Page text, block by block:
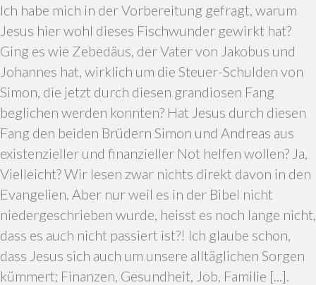
Ich habe mich in der Vorbereitung gefragt, warum
Jesus hier wohl dieses Fischwunder gewirkt hat?
Ging es wie Zebedäus, der Vater von Jakobus und
Johannes hat, wirklich um die Steuer-Schulden von
Simon, die jetzt durch diesen grandiosen Fang
beglichen werden konnten? Hat Jesus durch diesen
Fang den beiden Brüdern Simon und Andreas aus
existenzieller und finanzieller Not helfen wollen? Ja,
Vielleicht? Wir lesen zwar nichts direkt davon in den
Evangelien. Aber nur weil es in der Bibel nicht
niedergeschrieben wurde, heisst es noch lange nicht,
dass es auch nicht passiert ist?! Ich glaube schon,
dass Jesus sich auch um unsere alltäglichen Sorgen
kümmert; Finanzen, Gesundheit, Job, Familie [...].